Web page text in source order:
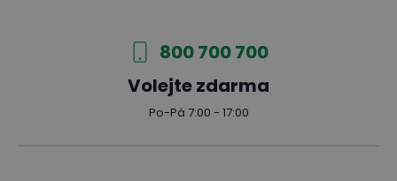
800 700 700
Volejte zdarma
Po-Pá 7:00 - 17:00